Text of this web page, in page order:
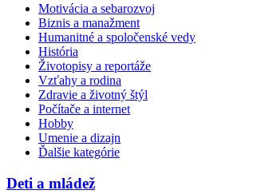
Motivácia a sebarozvoj
Biznis a manažment
Humanitné a spoločenské vedy
História
Životopisy a reportáže
Vzťahy a rodina
Zdravie a životný štýl
Počítače a internet
Hobby
Umenie a dizajn
Ďalšie kategórie
Deti a mládež